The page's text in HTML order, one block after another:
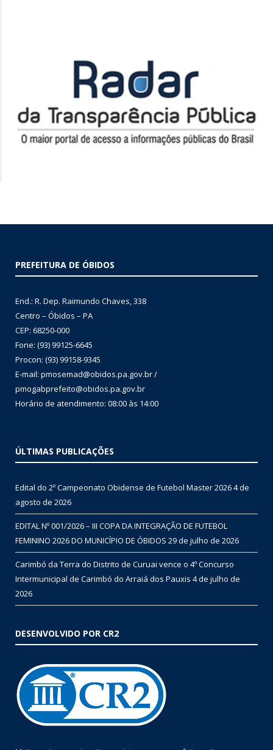
PREFEITURA DE ÓBIDOS
End.: R. Dep. Raimundo Chaves, 338
Centro – Óbidos – PA
CEP: 68250-000
Fone: (93) 99125-6645
Procon: (93) 99158-9345
E-mail: pmosemad@obidos.pa.gov.br /
pmogabprefeito@obidos.pa.gov.br
Horário de atendimento: 08:00 às 14:00
ÚLTIMAS PUBLICAÇÕES
Edital do 2º Campeonato Obidense de Futebol Master 20264 de
agosto de 2026
EDITAL Nº 001/2026 – III COPA DA INTEGRAÇÃO DE FUTEBOL
FEMININO 2026 DO MUNICÍPIO DE ÓBIDOS 29 de julho de 2026
Carimbó da Terra do Distrito de Curuai vence o 4º Concurso
Intermunicipal de Carimbó do Arraiá dos Pauxis 4 de julho de
2026
DESENVOLVIDO POR CR2